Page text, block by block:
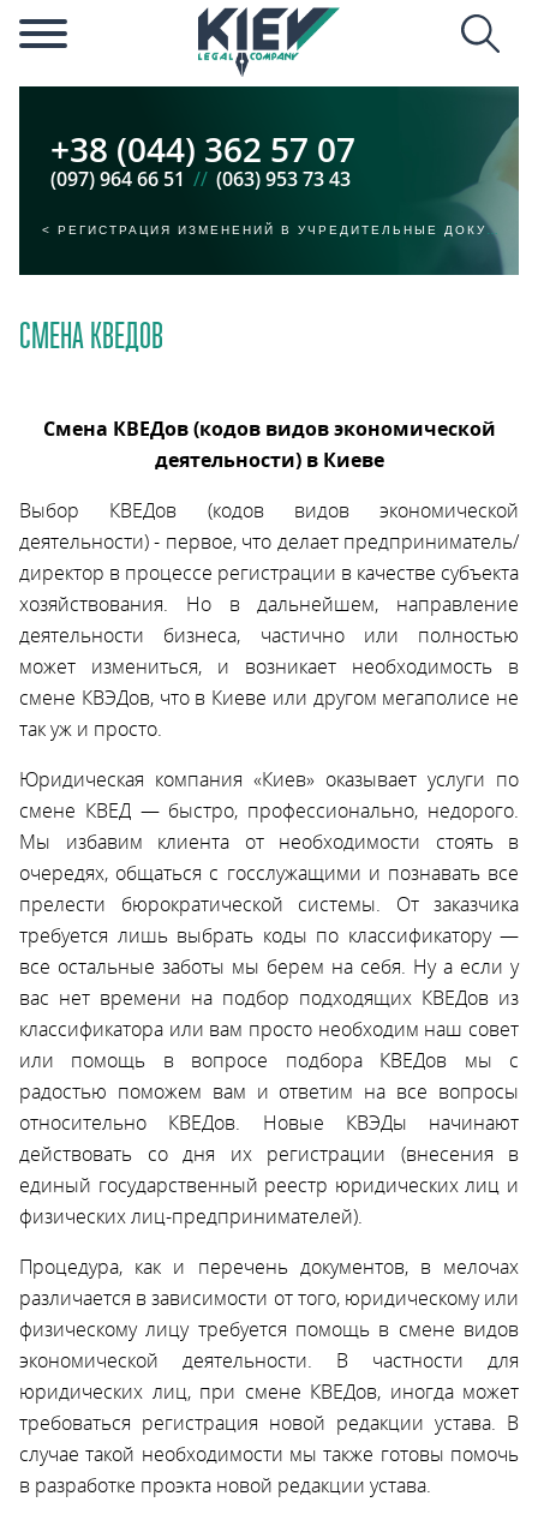
+38 (044) 362 57 07
(097) 964 66 51 // (063) 953 73 43
РЕГИСТРАЦИЯ ИЗМЕНЕНИЙ В УЧРЕДИТЕЛЬНЫЕ ДОКУМЕНТЫ
СМЕНА КВЕДОВ
Смена КВЕДов (кодов видов экономической
деятельности) в Киеве
Выбор КВЕДов (кодов видов экономической
деятельности) - первое, что делает предприниматель/
директор в процессе регистрации в качестве субъекта
хозяйствования. Но в дальнейшем, направление
деятельности бизнеса, частично или полностью
может измениться, и возникает необходимость в
смене КВЭДов, что в Киеве или другом мегаполисе не
так уж и просто.
Юридическая компания «Киев» оказывает услуги по
смене КВЕД — быстро, профессионально, недорого.
Мы избавим клиента от необходимости стоять в
очередях, общаться с госслужащими и познавать все
прелести бюрократической системы. От заказчика
требуется лишь выбрать коды по классификатору —
все остальные заботы мы берем на себя. Ну а если у
вас нет времени на подбор подходящих КВЕДов из
классификатора или вам просто необходим наш совет
или помощь в вопросе подбора КВЕДов мы с
радостью поможем вам и ответим на все вопросы
относительно КВЕДов. Новые КВЭДы начинают
действовать со дня их регистрации (внесения в
единый государственный реестр юридических лиц и
физических лиц-предпринимателей).
Процедура, как и перечень документов, в мелочах
различается в зависимости от того, юридическому или
физическому лицу требуется помощь в смене видов
экономической деятельности. В частности для
юридических лиц, при смене КВЕДов, иногда может
требоваться регистрация новой редакции устава. В
случае такой необходимости мы также готовы помочь
в разработке проэкта новой редакции устава.